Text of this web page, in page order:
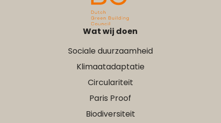
Wat wij doen
Sociale duurzaamheid
Klimaatadaptatie
Circulariteit
Paris Proof
Biodiversiteit